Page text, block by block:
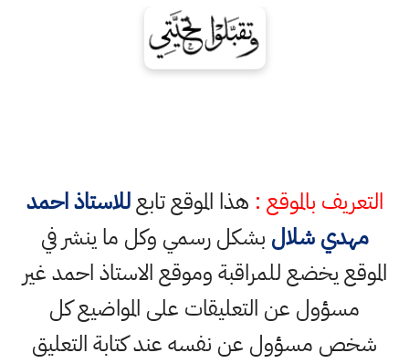
التعريف بالموقع : هذا الموقع تابعللاستاذ احمد
مهدي شلال بشكل رسمي وكل ما ينشر في
الموقع يخضع للمراقبة وموقع الاستاذ احمد غير
مسؤول عن التعليقات على المواضيع كل
شخص مسؤول عن نفسه عند كتابة التعليق